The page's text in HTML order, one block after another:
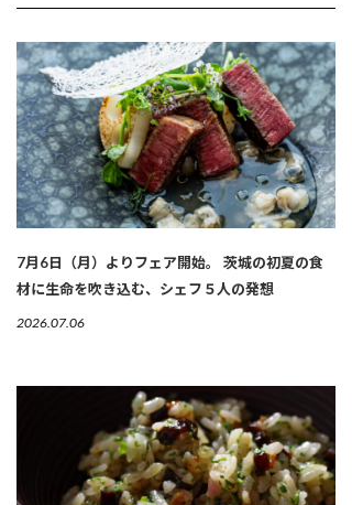
7月6日（月）よりフェア開始。 茨城の初夏の食
材に生命を吹き込む、シェフ５人の発想
2026.07.06